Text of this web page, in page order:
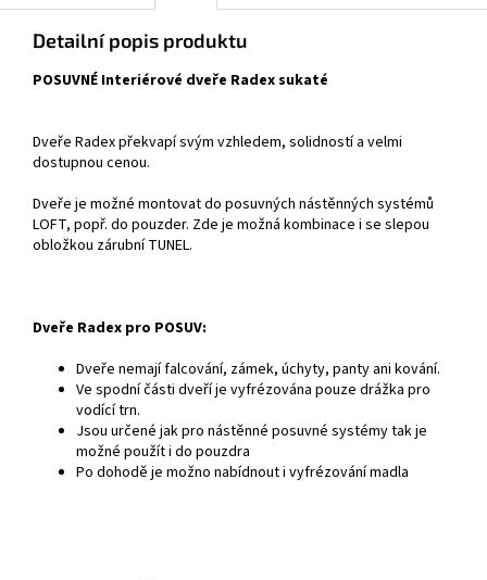
Detailní popis produktu
POSUVNÉ Interiérové dveře Radex sukaté
Dveře Radex překvapí svým vzhledem, solidností a velmi
dostupnou cenou.
Dveře je možné montovat do posuvných nástěnných systémů
LOFT, popř. do pouzder. Zde je možná kombinace i se slepou
obložkou zárubní TUNEL.
Dveře Radex pro POSUV:
Dveře nemají falcování, zámek, úchyty, panty ani kování.
Ve spodní části dveří je vyfrézována pouze drážka pro
vodící trn.
Jsou určené jak pro nástěnné posuvné systémy tak je
možné použít i do pouzdra
Po dohodě je možno nabídnout i vyfrézování madla